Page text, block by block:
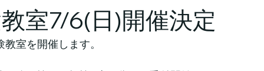
室7/6(日)開催決定
室を開催します。